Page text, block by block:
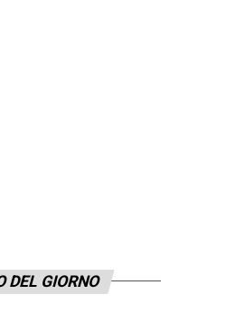
DEL GIORNO